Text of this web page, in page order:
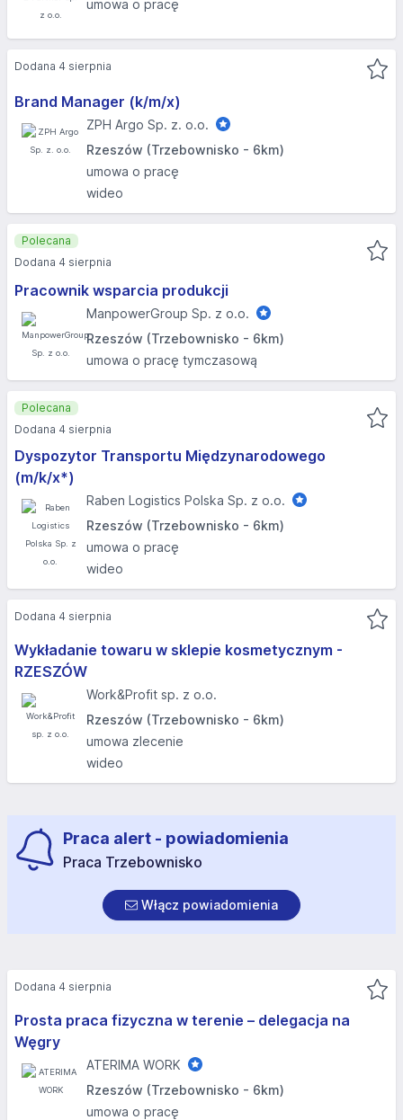
umowa o pracę
Brand Manager (k/m/x)
ZPH Argo Sp. z. o.o.
Rzeszów (Trzebownisko - 6km)
umowa o pracę
wideo
Dodana 4 sierpnia
Pracownik wsparcia produkcji
ManpowerGroup Sp. z o.o.
Rzeszów (Trzebownisko - 6km)
umowa o pracę tymczasową
Polecana
Dodana 4 sierpnia
Dyspozytor Transportu Międzynarodowego
(m/k/x*)
Raben Logistics Polska Sp. z o.o.
Rzeszów (Trzebownisko - 6km)
umowa o pracę
wideo
Polecana
Dodana 4 sierpnia
Wykładanie towaru w sklepie kosmetycznym -
RZESZÓW
Work&Profit sp. z o.o.
Rzeszów (Trzebownisko - 6km)
umowa zlecenie
wideo
Dodana 4 sierpnia
Praca alert - powiadomienia
Praca Trzebownisko
Włącz powiadomienia
Prosta praca fizyczna w terenie – delegacja na
Węgry
ATERIMA WORK
Rzeszów (Trzebownisko - 6km)
umowa o pracę
Dodana 4 sierpnia